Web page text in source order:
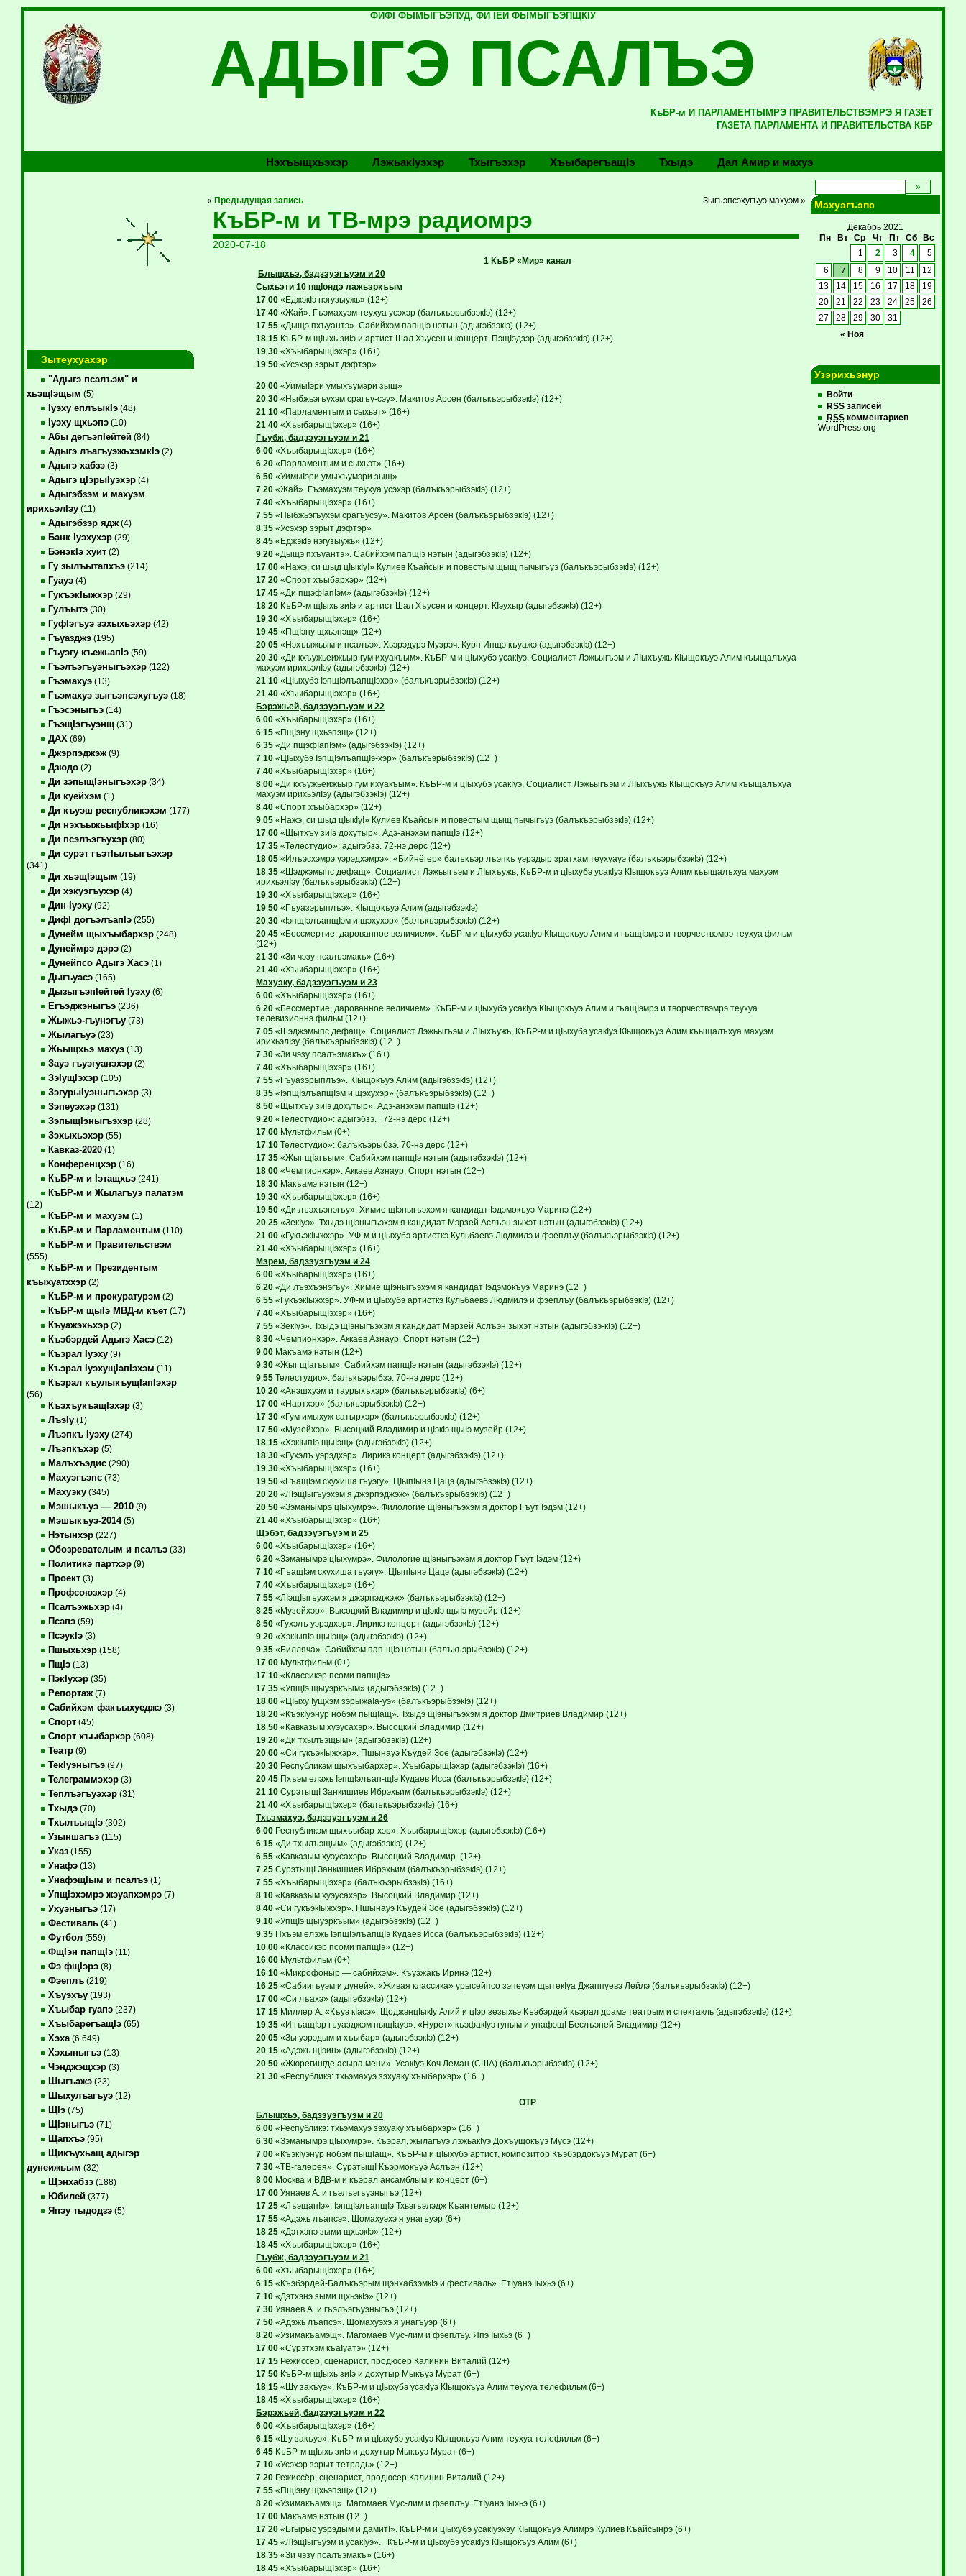
ФИФI ФЫМЫГЪЭПУД, ФИ IЕЙ ФЫМЫГЪЭПЩКIУ
АДЫГЭ ПСАЛЪЭ
КъБР-м И ПАРЛАМЕНТЫМРЭ ПРАВИТЕЛЬСТВЭМРЭ Я ГАЗЕТ
ГАЗЕТА ПАРЛАМЕНТА И ПРАВИТЕЛЬСТВА КБР
Нэхъыщхьэхэр Лэжьакlуэхэр Тхыгъэхэр Хъыбарегъащlэ Тхыдэ Дал Амир и махуэ
Зытеухуахэр
"Адыгэ псалъэм" и
хьэщIэщым (5)
Iуэху еплъыкIэ(48)
Iуэху щхьэпэ(10)
Абы дегъэпIейтей(84)
Адыгэ лъагъуэжьхэмкIэ(2)
Адыгэ хабзэ(3)
Адыгэ цIэрыIуэхэр(4)
Адыгэбзэм и махуэм
ирихьэлIэу(11)
Адыгэбзэр ядж(4)
Банк Iуэхухэр(29)
БэнэкIэ хуит(2)
Гу зылъытапхъэ(214)
Гуауэ(4)
ГукъэкIыжхэр(29)
Гулъытэ(30)
ГуфIэгъуэ зэхыхьэхэр(42)
Гъуазджэ(195)
Гъуэгу къежьапIэ(59)
Гъэлъэгъуэныгъэхэр(122)
Гъэмахуэ(13)
Гъэмахуэ зыгъэпсэхугъуэ(18)
Гъэсэныгъэ(14)
ГъэщIэгъуэнщ(31)
ДАХ (69)
Джэрпэджэж(9)
Дзюдо(2)
Ди зэпыщIэныгъэхэр(34)
Ди куейхэм (1)
Ди къуэш республикэхэм (177)
Ди нэхъыжьыфIхэр(16)
Ди псэлъэгъухэр(80)
Ди сурэт гъэтIылъыгъэхэр
(341)
Ди хьэщIэщым (19)
Ди хэкуэгъухэр(4)
Дин Iуэху(92)
ДифI догъэлъапIэ(255)
Дунейм щыхъыбархэр(248)
Дунеймрэ дэрэ(2)
Дунейпсо Адыгэ Хасэ(1)
Дыгъуасэ(165)
ДызыгъэпIейтей Iуэху(6)
Егъэджэныгъэ(236)
Жыжьэ-гъунэгъу(73)
Жылагъуэ(23)
Жьыщхьэ махуэ(13)
Зауэ гъуэгуанэхэр(2)
ЗэIущIэхэр(105)
ЗэгурыIуэныгъэхэр(3)
Зэпеуэхэр(131)
ЗэпыщIэныгъэхэр(28)
Зэхыхьэхэр(55)
Кавказ-2020(1)
Конференцхэр(16)
КъБР-м и Iэтащхьэ(241)
КъБР-м и Жылагъуэ палатэм
(12)
КъБР-м и махуэм (1)
КъБР-м и Парламентым (110)
КъБР-м и Правительствэм
(555)
КъБР-м и Президентым
къыхуатххэр(2)
КъБР-м и прокуратурэм (2)
КъБР-м щыIэ МВД-м къет(17)
Къуажэхьхэр(2)
Къэбэрдей Адыгэ Хасэ(12)
Къэрал Iуэху(9)
Къэрал IуэхущIапIэхэм (11)
Къэрал къулыкъущIапIэхэр
(56)
КъэхъукъащIэхэр(3)
ЛъэIу(1)
Лъэпкъ Iуэху(274)
Лъэпкъхэр(5)
Малъхъэдис(290)
Махуэгъэпс(73)
Махуэку(345)
Мэшыкъуэ — 2010(9)
Мэшыкъуэ-2014(5)
Нэтынхэр(227)
Обозревателым и псалъэ(33)
Политикэ партхэр(9)
Проект(3)
Профсоюзхэр(4)
Псалъэжьхэр(4)
Псапэ(59)
ПсэукIэ(3)
Пшыхьхэр(158)
ПщIэ(13)
ПэкIухэр(35)
Репортаж(7)
Сабийхэм факъыхуеджэ(3)
Спорт(45)
Спорт хъыбархэр(608)
Театр(9)
ТекIуэныгъэ(97)
Телеграммэхэр(3)
Теплъэгъуэхэр(31)
Тхыдэ(70)
ТхылъыщIэ(302)
Узыншагъэ(115)
Указ(155)
Унафэ(13)
УнафэщIым и псалъэ(1)
УпщIэхэмрэ жэуапхэмрэ(7)
Ухуэныгъэ(17)
Фестиваль(41)
Футбол(559)
ФщIэн папщIэ(11)
Фэ фщIэрэ(8)
Фэеплъ(219)
Хъуэхъу(193)
Хъыбар гуапэ(237)
ХъыбарегъащIэ(65)
Хэха(6 649)
Хэхыныгъэ(13)
Чэнджэщхэр(3)
Шыгъажэ(23)
Шыхулъагъуэ(12)
ЩIэ(75)
ЩIэныгъэ(71)
Щапхъэ(95)
Щикъухьащ адыгэр
дунеижьым (32)
Щэнхабзэ(188)
Юбилей(377)
Япэу тыдодзэ(5)
« Предыдущая запись Зыгъэпсэхугъуэ махуэм »
КъБР-м и ТВ-мрэ радиомрэ
2020-07-18
1 КъБР «Мир» канал
Блыщхьэ, бадзэуэгъуэм и 20
Сыхьэти 10 пщIондэ лажьэркъым
17. 00«ЕджэкIэ нэгузыужь» (12+)
17. 40«Жай». Гъэмахуэм теухуа усэхэр (балъкъэрыбзэкIэ) (12+)
17. 55«Дыщэ пхъуантэ». Сабийхэм папщIэ нэтын (адыгэбзэкIэ) (12+)
18. 15КъБР-м щIыхь зиIэ и артист Шал Хъусен и концерт. ПэщIэдзэр (адыгэбзэкIэ) (12+)
19. 30«ХъыбарыщIэхэр» (16+)
19. 50«Усэхэр зэрыт дэфтэр»
20. 00«УимыIэри умыхъумэри зыщ»
20. 30«Ныбжьэгъухэм срагъу-сэу». Макитов Арсен (балъкъэрыбзэкIэ) (12+)
21 10«Парламентым и сыхьэт» (16+)
21 40«ХъыбарыщIэхэр» (16+)
Гъубж, бадзэуэгъуэм и 21
6. 00«ХъыбарыщIэхэр» (16+)
6. 20«Парламентым и сыхьэт» (16+)
6. 50«УимыIэри умыхъумэри зыщ»
7. 20«Жай». Гъэмахуэм теухуа усэхэр (балъкъэрыбзэкIэ) (12+)
7. 40«ХъыбарыщIэхэр» (16+)
7. 55«Ныбжьэгъухэм срагъусэу». Макитов Арсен (балъкъэрыбзэкIэ) (12+)
8. 35«Усэхэр зэрыт дэфтэр»
8. 45«ЕджэкIэ нэгузыужь» (12+)
9. 20«Дыщэ пхъуантэ». Сабийхэм папщIэ нэтын (адыгэбзэкIэ) (12+)
17. 00«Нажэ, си шыд цIыкIу!» Кулиев Къайсын и повестым щыщ пычыгъуэ (балъкъэрыбзэкIэ) (12+)
17. 20«Спорт хъыбархэр» (12+)
17. 45«Ди пщэфIапIэм» (адыгэбзэкIэ) (12+)
18. 20КъБР-м щIыхь зиIэ и артист Шал Хъусен и концерт. КIэухыр (адыгэбзэкIэ) (12+)
19. 30«ХъыбарыщIэхэр» (16+)
19. 45«ПщIэну щхьэпэщ» (12+)
20. 05«Нэхъыжьым и псалъэ». Хьэрэдурэ Музрэч. Курп Ипщэ къуажэ (адыгэбзэкIэ) (12+)
20. 30«Ди кхъужьеижьыр гум ихуакъым». КъБР-м и цIыхубэ усакIуэ, Социалист Лэжьыгъэм и ЛIыхъужь КIыщокъуэ Алим къыщалъхуа
махуэм ирихьэлIэу (адыгэбзэкIэ) (12+)
21 10«ЦIыхубэ IэпщIэлъапщIэхэр» (балъкъэрыбзэкIэ) (12+)
21 40«ХъыбарыщIэхэр» (16+)
Бэрэжьей, бадзэуэгъуэм и 22
6. 00«ХъыбарыщIэхэр» (16+)
6. 15«ПщIэну щхьэпэщ» (12+)
6. 35«Ди пщэфIапIэм» (адыгэбзэкIэ) (12+)
7. 10«ЦIыхубэ IэпщIэлъапщIэ-хэр» (балъкъэрыбзэкIэ) (12+)
7. 40«ХъыбарыщIэхэр» (16+)
8. 00«Ди кхъужьеижьыр гум ихуакъым». КъБР-м и цIыхубэ усакIуэ, Социалист Лэжьыгъэм и ЛIыхъужь КIыщокъуэ Алим къыщалъхуа
махуэм ирихьэлIэу (адыгэбзэкIэ) (12+)
8. 40«Спорт хъыбархэр» (12+)
9. 05«Нажэ, си шыд цIыкIу!» Кулиев Къайсын и повестым щыщ пычыгъуэ (балъкъэрыбзэкIэ) (12+)
17. 00«Щытхъу зиIэ дохутыр». Адэ-анэхэм папщIэ (12+)
17. 35«Телестудио»: адыгэбзэ. 72-нэ дерс (12+)
18. 05«Илъэсхэмрэ уэрэдхэмрэ». «Бийнёгер» балъкъэр лъэпкъ уэрэдыр зратхам теухуауэ (балъкъэрыбзэкIэ) (12+)
18. 35«Шэджэмыпс дефащ». Социалист Лэжьыгъэм и ЛIыхъужь, КъБР-м и цIыхубэ усакIуэ КIыщокъуэ Алим къыщалъхуа махуэм
ирихьэлIэу (балъкъэрыбзэкIэ) (12+)
19. 30«ХъыбарыщIэхэр» (16+)
19. 50«Гъуазэрыплъэ». КIыщокъуэ Алим (адыгэбзэкIэ)
20. 30«IэпщIэлъапщIэм и щэхухэр» (балъкъэрыбзэкIэ) (12+)
20. 45«Бессмертие, дарованное величием». КъБР-м и цIыхубэ усакIуэ КIыщокъуэ Алим и гъащIэмрэ и творчествэмрэ теухуа фильм
(12+)
21 30«Зи чэзу псалъэмакъ» (16+)
21 40«ХъыбарыщIэхэр» (16+)
Махуэку, бадзэуэгъуэм и 23
6. 00«ХъыбарыщIэхэр» (16+)
6. 20«Бессмертие, дарованное величием». КъБР-м и цIыхубэ усакIуэ КIыщокъуэ Алим и гъащIэмрэ и творчествэмрэ теухуа
телевизионнэ фильм (12+)
7. 05«Шэджэмыпс дефащ». Социалист Лэжьыгъэм и ЛIыхъужь, КъБР-м и цIыхубэ усакIуэ КIыщокъуэ Алим къыщалъхуа махуэм
ирихьэлIэу (балъкъэрыбзэкIэ) (12+)
7. 30«Зи чэзу псалъэмакъ» (16+)
7. 40«ХъыбарыщIэхэр» (16+)
7. 55«Гъуазэрыплъэ». КIыщокъуэ Алим (адыгэбзэкIэ) (12+)
8. 35«IэпщIэлъапщIэм и щэхухэр» (балъкъэрыбзэкIэ) (12+)
8. 50«Щытхъу зиIэ дохутыр». Адэ-анэхэм папщIэ (12+)
9. 20«Телестудио»: адыгэбзэ. 72-нэ дерс (12+)
17. 00Мультфильм (0+)
17. 10Телестудио»: балъкъэрыбзэ. 70-нэ дерс (12+)
17. 35«Жыг щIагъым». Сабийхэм папщIэ нэтын (адыгэбзэкIэ) (12+)
18. 00«Чемпионхэр». Аккаев Азнаур. Спорт нэтын (12+)
18. 30Макъамэ нэтын (12+)
19. 30«ХъыбарыщIэхэр» (16+)
19. 50«Ди лъэхъэнэгъу». Химие щIэныгъэхэм я кандидат Iэдэмокъуэ Маринэ (12+)
20. 25«ЗекIуэ». Тхыдэ щIэныгъэхэм я кандидат Мэрзей Аслъэн зыхэт нэтын (адыгэбзэкIэ) (12+)
21 00«ГукъэкIыжхэр». УФ-м и цIыхубэ артисткэ Кульбаевэ Людмилэ и фэеплъу (балъкъэрыбзэкIэ) (12+)
21 40«ХъыбарыщIэхэр» (16+)
Мэрем, бадзэуэгъуэм и 24
6. 00«ХъыбарыщIэхэр» (16+)
6. 20«Ди лъэхъэнэгъу». Химие щIэныгъэхэм я кандидат Iэдэмокъуэ Маринэ (12+)
6. 55«ГукъэкIыжхэр». УФ-м и цIыхубэ артисткэ Кульбаевэ Людмилэ и фэеплъу (балъкъэрыбзэкIэ) (12+)
7. 40«ХъыбарыщIэхэр» (16+)
7. 55«ЗекIуэ». Тхыдэ щIэныгъэхэм я кандидат Мэрзей Аслъэн зыхэт нэтын (адыгэбзэ-кIэ) (12+)
8. 30«Чемпионхэр». Аккаев Азнаур. Спорт нэтын (12+)
9. 00Макъамэ нэтын (12+)
9. 30«Жыг щIагъым». Сабийхэм папщIэ нэтын (адыгэбзэкIэ) (12+)
9. 55Телестудио»: балъкъэрыбзэ. 70-нэ дерс (12+)
10. 20«Анэшхуэм и таурыхъхэр» (балъкъэрыбзэкIэ) (6+)
17. 00«Нартхэр» (балъкъэрыбзэкIэ) (12+)
17. 30«Гум имыхуж сатырхэр» (балъкъэрыбзэкIэ) (12+)
17. 50«Музейхэр». Высоцкий Владимир и цIэкIэ щыIэ музейр (12+)
18. 15«ХэкIыпIэ щыIэщ» (адыгэбзэкIэ) (12+)
18. 30«Гухэлъ уэрэдхэр». Лирикэ концерт (адыгэбзэкIэ) (12+)
19. 30«ХъыбарыщIэхэр» (16+)
19. 50«ГъащIэм схухиша гъуэгу». ЦIыпIынэ Цацэ (адыгэбзэкIэ) (12+)
20. 20«ЛIэщIыгъуэхэм я джэрпэджэж» (балъкъэрыбзэкIэ) (12+)
20. 50«Зэманымрэ цIыхумрэ». Филологие щIэныгъэхэм я доктор Гъут Iэдэм (12+)
21 40«ХъыбарыщIэхэр» (16+)
Щэбэт, бадзэуэгъуэм и 25
6. 00«ХъыбарыщIэхэр» (16+)
6. 20«Зэманымрэ цIыхумрэ». Филологие щIэныгъэхэм я доктор Гъут Iэдэм (12+)
7. 10«ГъащIэм схухиша гъуэгу». ЦIыпIынэ Цацэ (адыгэбзэкIэ) (12+)
7. 40«ХъыбарыщIэхэр» (16+)
7. 55«ЛIэщIыгъуэхэм я джэрпэджэж» (балъкъэрыбзэкIэ) (12+)
8. 25«Музейхэр». Высоцкий Владимир и цIэкIэ щыIэ музейр (12+)
8. 50«Гухэлъ уэрэдхэр». Лирикэ концерт (адыгэбзэкIэ) (12+)
9. 20«ХэкIыпIэ щыIэщ» (адыгэбзэкIэ) (12+)
9. 35«Билляча». Сабийхэм пап-щIэ нэтын (балъкъэрыбзэкIэ) (12+)
17. 00Мультфильм (0+)
17. 10«Классикэр псоми папщIэ»
17. 35«УпщIэ щыуэркъым» (адыгэбзэкIэ) (12+)
18. 00«ЦIыху Iущхэм зэрыжаIа-уэ» (балъкъэрыбзэкIэ) (12+)
18. 20«КъэкIуэнур нобэм пыщIащ». Тхыдэ щIэныгъэхэм я доктор Дмитриев Владимир (12+)
18. 50«Кавказым хуэусахэр». Высоцкий Владимир (12+)
19. 20«Ди тхылъэщым» (адыгэбзэкIэ) (12+)
20. 00«Си гукъэкIыжхэр». Пшынауэ Къудей Зое (адыгэбзэкIэ) (12+)
20. 30Республикэм щыхъыбархэр». ХъыбарыщIэхэр (адыгэбзэкIэ) (16+)
20. 45Пхъэм елэжь IэпщIэлъап-щIэ Кудаев Исса (балъкъэрыбзэкIэ) (12+)
21 10СурэтыщI Занкишиев Ибрэхьим (балъкъэрыбзэкIэ) (12+)
21 40«ХъыбарыщIэхэр» (балъкъэрыбзэкIэ) (16+)
Тхьэмахуэ, бадзэуэгъуэм и 26
6. 00Республикэм щыхъыбар-хэр». ХъыбарыщIэхэр (адыгэбзэкIэ) (16+)
6. 15«Ди тхылъэщым» (адыгэбзэкIэ) (12+)
6. 55«Кавказым хуэусахэр». Высоцкий Владимир (12+)
7. 25СурэтыщI Занкишиев Ибрэхьим (балъкъэрыбзэкIэ) (12+)
7. 55«ХъыбарыщIэхэр» (балъкъэрыбзэкIэ) (16+)
8. 10«Кавказым хуэусахэр». Высоцкий Владимир (12+)
8. 40«Си гукъэкIыжхэр». Пшынауэ Къудей Зое (адыгэбзэкIэ) (12+)
9. 10«УпщIэ щыуэркъым» (адыгэбзэкIэ) (12+)
9. 35Пхъэм елэжь IэпщIэлъапщIэ Кудаев Исса (балъкъэрыбзэкIэ) (12+)
10. 00«Классикэр псоми папщIэ» (12+)
16. 00Мультфильм (0+)
16. 10«Микрофоныр — сабийхэм». Къуэжакъ Иринэ (12+)
16. 25«Сабиигъуэм и дуней». «Живая классика» урысейпсо зэпеуэм щытекIуа Джаппуевэ Лейлэ (балъкъэрыбзэкIэ) (12+)
17. 00«Си лъахэ» (адыгэбзэкIэ) (12+)
17. 15Миллер А. «Къуэ кIасэ». ЩоджэнцIыкIу Алий и цIэр зезыхьэ Къэбэрдей къэрал драмэ театрым и спектакль (адыгэбзэкIэ) (12+)
19. 35«И гъащIэр гъуазджэм пыщIауэ». «Нурет» къэфакIуэ гупым и унафэщI Беслъэней Владимир (12+)
20. 05«Зы уэрэдым и хъыбар» (адыгэбзэкIэ) (12+)
20. 15«Адэжь щIэин» (адыгэбзэкIэ) (12+)
20. 50«Жюрегингде асыра мени». УсакIуэ Коч Леман (США) (балъкъэрыбзэкIэ) (12+)
21 30«Республикэ: тхьэмахуэ зэхуаку хъыбархэр» (16+)
ОТР
Блыщхьэ, бадзэуэгъуэм и 20
6. 00«Республикэ: тхьэмахуэ зэхуаку хъыбархэр» (16+)
6. 30«Зэманымрэ цIыхумрэ». Къэрал, жылагъуэ лэжьакIуэ Дохъущокъуэ Мусэ (12+)
7. 00«КъэкIуэнур нобэм пыщIащ». КъБР-м и цIыхубэ артист, композитор Къэбэрдокъуэ Мурат (6+)
7. 30«ТВ-галерея». СурэтыщI Къэрмокъуэ Аслъэн (12+)
8. 00Москва и ВДВ-м и къэрал ансамблым и концерт (6+)
17. 00Уянаев А. и гъэлъэгъуэныгъэ (12+)
17. 25«ЛъэщапIэ». IэпщIэлъапщIэ Тхьэгъэлэдж Къантемыр (12+)
17. 55«Адэжь лъапсэ». Щомахуэхэ я унагъуэр (6+)
18. 25«Дэтхэнэ зыми щхьэкIэ» (12+)
18. 45«ХъыбарыщIэхэр» (16+)
Гъубж, бадзэуэгъуэм и 21
6. 00«ХъыбарыщIэхэр» (16+)
6. 15«Къэбэрдей-Балъкъэрым щэнхабзэмкIэ и фестиваль». ЕтIуанэ Iыхьэ (6+)
7. 10«Дэтхэнэ зыми щхьэкIэ» (12+)
7. 30Уянаев А. и гъэлъэгъуэныгъэ (12+)
7. 50«Адэжь лъапсэ». Щомахуэхэ я унагъуэр (6+)
8. 20«Узимакъамэщ». Магомаев Мус-лим и фэеплъу. Япэ Iыхьэ (6+)
17. 00«Сурэтхэм къаIуатэ» (12+)
17. 15Режиссёр, сценарист, продюсер Калинин Виталий (12+)
17. 50КъБР-м щIыхь зиIэ и дохутыр Мыкъуэ Мурат (6+)
18. 15«Шу закъуэ». КъБР-м и цIыхубэ усакIуэ КIыщокъуэ Алим теухуа телефильм (6+)
18. 45«ХъыбарыщIэхэр» (16+)
Бэрэжьей, бадзэуэгъуэм и 22
6. 00«ХъыбарыщIэхэр» (16+)
6. 15«Шу закъуэ». КъБР-м и цIыхубэ усакIуэ КIыщокъуэ Алим теухуа телефильм (6+)
6. 45КъБР-м щIыхь зиIэ и дохутыр Мыкъуэ Мурат (6+)
7. 10«Усэхэр зэрыт тетрадь» (12+)
7. 20Режиссёр, сценарист, продюсер Калинин Виталий (12+)
7. 55«ПщIэну щхьэпэщ» (12+)
8. 20«Узимакъамэщ». Магомаев Мус-лим и фэеплъу. ЕтIуанэ Iыхьэ (6+)
17. 00Макъамэ нэтын (12+)
17. 20«Бгырыс уэрэдым и дамитI». КъБР-м и цIыхубэ усакIуэхэу КIыщокъуэ Алимрэ Кулиев Къайсынрэ (6+)
17. 45«ЛIэщIыгъуэм и усакIуэ». КъБР-м и цIыхубэ усакIуэ КIыщокъуэ Алим (6+)
18. 35«Зи чэзу псалъэмакъ» (16+)
18. 45«ХъыбарыщIэхэр» (16+)
Махуэгъэпс
Декабрь 2021
Пн
Вт Ср Чт Пт Сб Вс
« Ноя
1 2 3 4
5
6
7 8 9 10 11
12
13
14 15 16 17 18
19
20
21 22 23 24 25
26
27
28 29 30 31
Узэрихьэнур
Войти
RSSзаписей
RSSкомментариев
WordPress.org